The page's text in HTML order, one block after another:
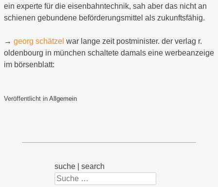
ein experte für die eisenbahntechnik, sah aber das nicht an
schienen gebundene beförderungsmittel als zukunftsfähig.
→ georg schätzel war lange zeit postminister. der verlag r.
oldenbourg in münchen schaltete damals eine werbeanzeige
im börsenblatt:
Veröffentlicht in Allgemein
suche | search
Suchen